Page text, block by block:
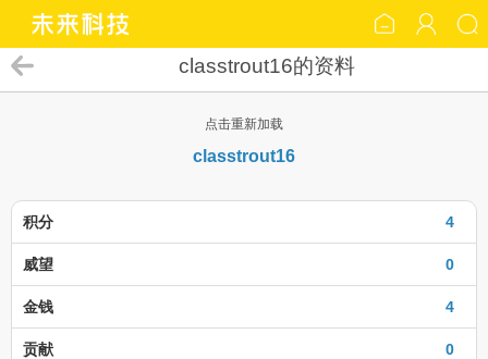
classtrout16的资料
点击重新加载
classtrout16
4
积分
0
威望
4
金钱
0
贡献